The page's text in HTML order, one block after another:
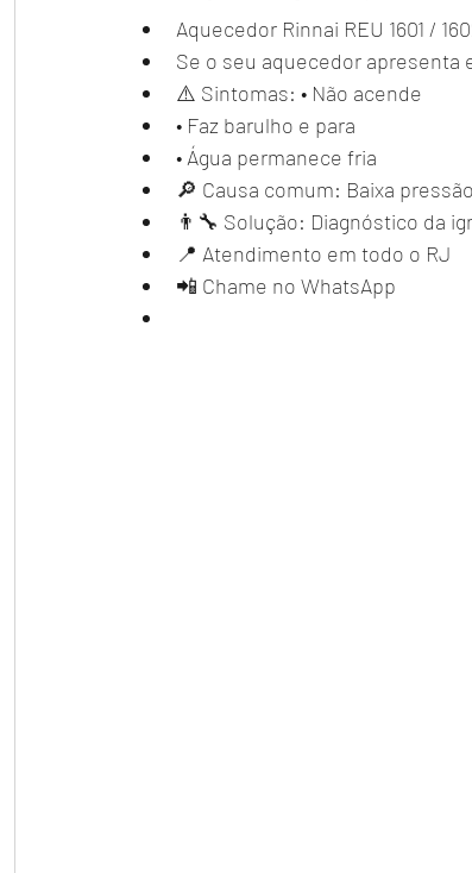
Reparo de Aquecedor a Gás Zona sul RJ
Aquecedor Rinnai REU 1601 /
Se o seu aquecedor apresenta
⚠️ Sintomas: • Não acende
• Faz barulho e para
• Água permanece fria
🔎 Causa comum: Baixa
👨‍🔧 Solução: Diagnóstico da
📍 Atendimento em todo o RJ
📲 Chame no WhatsApp